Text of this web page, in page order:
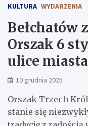
KULTURA WYDARZENIA
Bełchatów
Orszak 6
ulice miasta
10 grudnia 2025
Orszak Trzech
stanie się